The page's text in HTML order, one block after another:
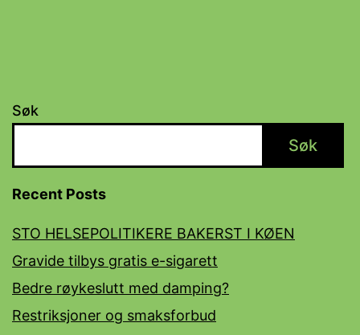
Søk
Søk
Recent Posts
STO HELSEPOLITIKERE BAKERST I KØEN
Gravide tilbys gratis e-sigarett
Bedre røykeslutt med damping?
Restriksjoner og smaksforbud